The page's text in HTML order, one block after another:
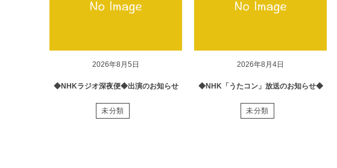
2026年8月5日
◆NHKラジオ深夜便◆出演のお知らせ
未分類
2026年8月4日
◆NHK「うたコン」放送のお知らせ◆
未分類